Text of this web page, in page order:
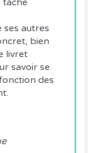
tâche
ses autres
bien
livret
savoir se
des